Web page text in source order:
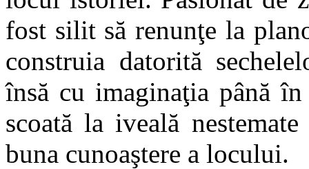
fost silit să renunţe la
construia datorită
însă cu imaginaţia până
scoată la iveală
buna cunoaştere a locului.